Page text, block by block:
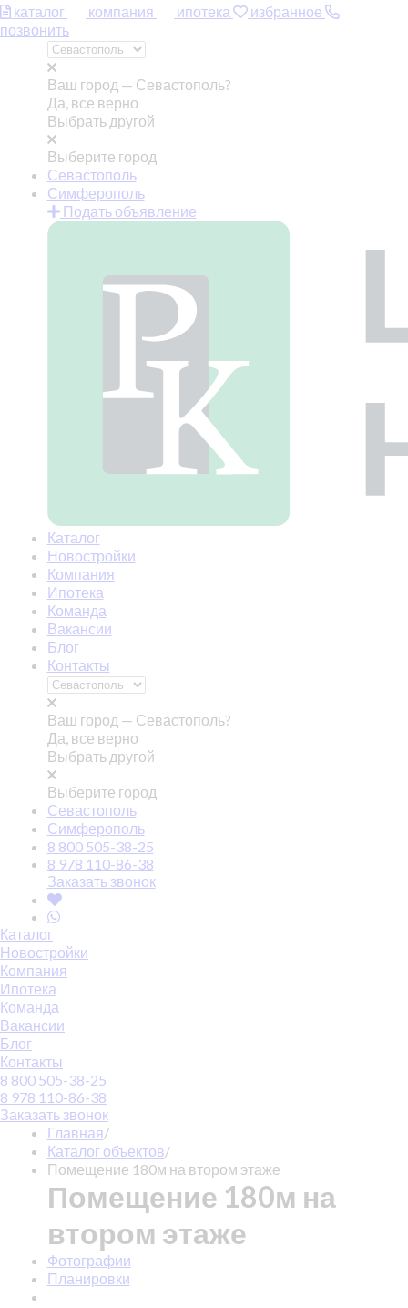
каталог компания ипотека
избранное
позвонить
Ваш город — Севастополь?
Да, все верно
Выбрать другой
Выберите город
Севастополь
Симферополь
Подать объявление
Каталог
Новостройки
Компания
Ипотека
Команда
Вакансии
Блог
Контакты
Ваш город — Севастополь?
Да, все верно
Выбрать другой
Выберите город
Севастополь
Симферополь
8 800 505-38-25
8 978 110-86-38
Заказать звонок
Каталог
Новостройки
Компания
Ипотека
Команда
Вакансии
Блог
Контакты
8 800 505-38-25
8 978 110-86-38
Заказать звонок
Главная/
Каталог объектов/
Помещение 180м на втором этаже
Помещение 180м на
втором этаже
Фотографии
Планировки